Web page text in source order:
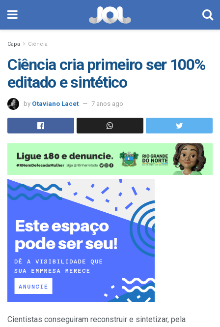
Capa Ciência
Ciência cria primeiro ser 100%
editado e sintético
by Otaviano Lacet 7 anos ago
Cientistas conseguiram reconstruir e sintetizar, pela